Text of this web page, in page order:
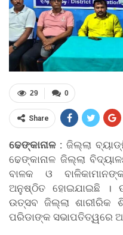
0
29
Share
ଢେଙ୍କାନାଳ : ଜିଲ୍ଲା
ଢେଙ୍କାନାଳ ଜିଲ୍ଲା
ବାଳକ ଓ
ଅନୁଷ୍ଠିତ ହୋଇଯାଇଛି ।
ଉତ୍ସବ ଜିଲ୍ଲା ଶାରୀରିକ
ପରିଡାଙ୍କ ସଭାପତିତ୍ୱରେ